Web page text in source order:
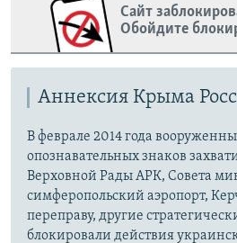
Сайт
Обойдите
Аннексия Крыма
В феврале 2014 года
опознавательных знаков
Верховной Рады АРК, Совета
симферопольский аэропорт,
переправу, другие
блокировали действия